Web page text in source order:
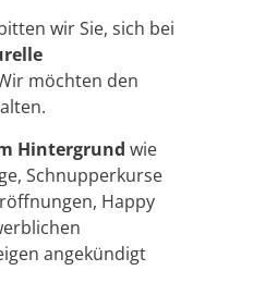
wir Sie, sich bei
möchten den
Hintergrundwie
Schnupperkurse
Happy
angekündigt